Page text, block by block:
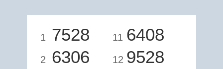
1 7528
2 6306
11 6408
12 9528